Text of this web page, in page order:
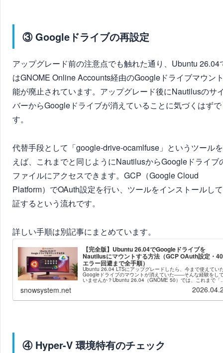
③ Googleドライブの再設定
アップグレード前の注意点でも触れた通り、Ubuntu 26.04
はGNOME Online Accounts経由のGoogleドライブマウン
能が廃止されています。アップグレード後にNautilusのサ
バーからGoogleドライブが消えていることに気づくはずで
す。
代替手段として「google-drive-ocamlfuse」というツール
えば、これまでと同じようにNautilusからGoogleドライブ
ファイルにアクセスできます。GCP（Google Cloud
Platform）でOAuth設定を行い、ツールをインストールし
証するという流れです。
詳しい手順は別記事にまとめています。
【完全版】Ubuntu 26.04でGoogleドライブを
Nautilusにマウントする方法（GCP OAuth設定・
エラー回避まで全手順）
Ubuntu 26.04 LTSにアップグレードしたら、今まで使えてい
Googleドライブのマウントが消えていた――そんな経験をし
いませんか？Ubuntu 26.04（GNOME 50）では、これまで「
定」＞「オンラインアカウント」か...
snowsystem.net
④ Hyper-V 環境特有のチェック